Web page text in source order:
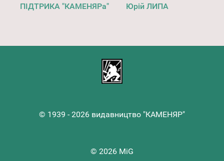
ПІДТРИКА "КАМЕНЯРа" Юрій ЛИПА
© 1939 - 2026 видавництво "КАМЕНЯР"
© 2026 MiG